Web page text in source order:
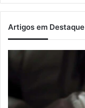
Artigos em Destaque
para